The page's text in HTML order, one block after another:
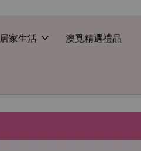
居家生活 澳覓精選禮品